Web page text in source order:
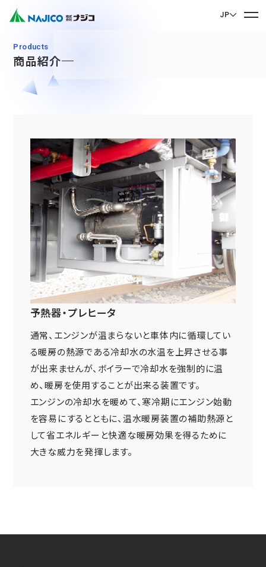
JP
ホーム
会社案内 TOP
社長メッセージ
会社概要
企業理念
沿革
拠点・グループ会社
90周年記念楽曲「そして輝ける未来へ」
事業紹介
事業紹介 TOP
モビリティソリューション事業
台車関連部品
ディーゼル車両用部品
運転室・客室設備関連部品
車体・艤装部品
設備関連機器・装置
インダストリアルマシナリ事業
ユニバーサルジョイント
事例/製品紹介
アフターサービスへの取り組み
サステナビリティ
サステナビリティ TOP
CSR
SDGs
お問い合わせ
お問い合わせ TOP
鉄道車両部品関連に関して
(モビリティソリューション事業)
ユニバーサルジョイント／セーフティーフィット®／熱交換
(インダストリアルマシナリ事業)
その他
新卒採用に関して
キャリア採用に関して
ニュース
採用情報
資料ダウンロード
個人情報の取扱いについて
EN JP CN
商品紹介
Products
予熱器・プレヒータ
通常、エンジンが温まらないと車体内に循環してい
る暖房の熱源である冷却水の水温を上昇させる事
が出来ませんが、ボイラーで冷却水を強制的に温
め、暖房を使用することが出来る装置です。
エンジンの冷却水を暖めて、寒冷期にエンジン始動
を容易にするとともに、温水暖房装置の補助熱源と
して省エネルギーと快適な暖房効果を得るために
大きな威力を発揮します。